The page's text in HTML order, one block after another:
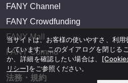
FANY Channel
FANY Crowdfunding
FANY Mall
FANY Commu
法務・規約
当サイトは、お客様の使いやすさ、利
しています。このダイアログを閉じる
か、詳細を確認したい場合は、 [Cookie
リシー]をご参照ください。